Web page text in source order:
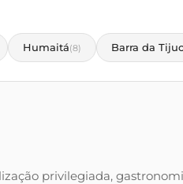
Humaitá(8) Barra da
privilegiada,